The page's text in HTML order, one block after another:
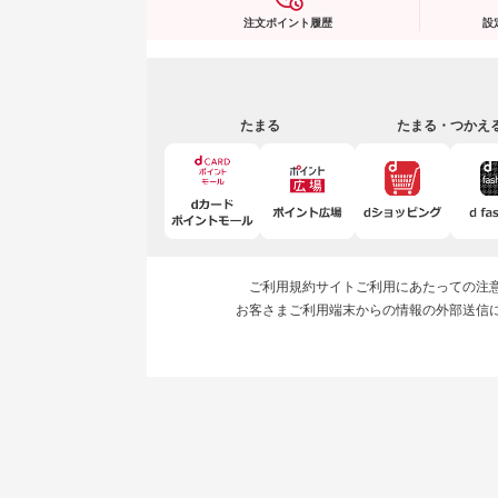
注文ポイント履歴 設
たまる たまる・つかえ
ご利用規約サイトご利用にあたっての注
お客さまご利用端末からの情報の外部送信